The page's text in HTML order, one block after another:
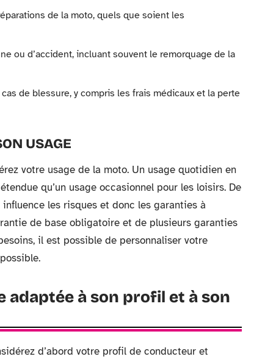
de la moto, quels que soient les
ou d’accident, incluant souvent le remorquage de la
de blessure, y compris les frais médicaux et la perte
USAGE
votre usage de la moto. Un usage quotidien en
qu’un usage occasionnel pour les loisirs. De
les risques et donc les garanties à
de base obligatoire et de plusieurs garanties
il est possible de personnaliser votre
adaptée à son profil et à son
d’abord votre profil de conducteur et